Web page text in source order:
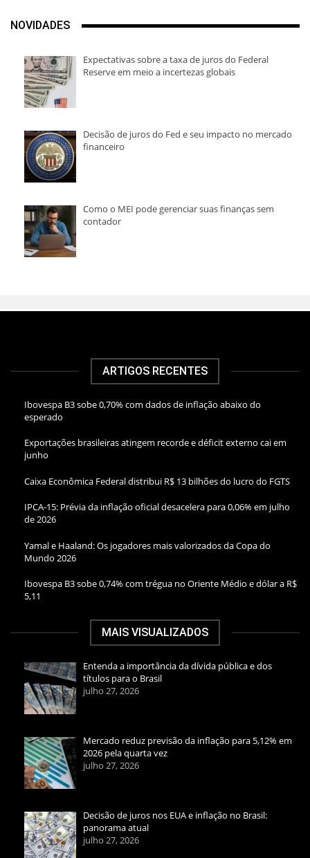
NOVIDADES
Expectativas sobre a taxa de juros do Federal
Reserve em meio a incertezas globais
Decisão de juros do Fed e seu impacto no mercado
financeiro
Como o MEI pode gerenciar suas finanças sem
contador
ARTIGOS RECENTES
Ibovespa B3 sobe 0,70% com dados de inflação abaixo do
esperado
Exportações brasileiras atingem recorde e déficit externo cai em
junho
Caixa Econômica Federal distribui R$ 13 bilhões do lucro do FGTS
IPCA-15: Prévia da inflação oficial desacelera para 0,06% em julho
de 2026
Yamal e Haaland: Os jogadores mais valorizados da Copa do
Mundo 2026
Ibovespa B3 sobe 0,74% com trégua no Oriente Médio e dólar a R$
5,11
MAIS VISUALIZADOS
Entenda a importância da dívida pública e dos
títulos para o Brasil
julho 27, 2026
Mercado reduz previsão da inflação para 5,12% em
2026 pela quarta vez
julho 27, 2026
Decisão de juros nos EUA e inflação no Brasil:
panorama atual
julho 27, 2026